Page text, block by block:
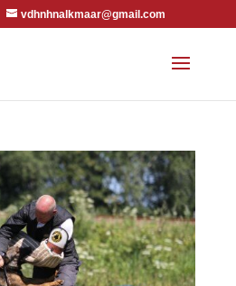
vdhnhnalkmaar@gmail.com